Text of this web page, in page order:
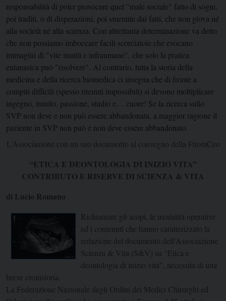
responsabilità di poter provocare quel "male sociale" fatto di sogni,
poi traditi, o di disperazioni, poi smentite dai fatti, che non giova né
alla società né alla scienza. Con altrettanta determinazione va detto
che non possiamo imboccare facili scorciatoie che evocano
immagini di "vite inutili e infraumane", che solo la pratica
eutanasica può "risolvere". Al contrario, tutta la storia della
medicina e della ricerca biomedica ci insegna che di fronte a
compiti difficili (spesso ritenuti impossibili) si devono moltiplicare
ingegno, intuito, passione, studio e… cuore! Se la ricerca sullo
SVP non deve e non può essere abbandonata, a maggior ragione il
paziente in SVP non può e non deve essere abbandonato.
L’Associazione con un suo documento al convegno della FnomCeo
“ETICA E DEONTOLOGIA DI INIZIO VITA”
CONTRIBUTO E RISERVE DI SCIENZA & VITA
di Lucio Romano
Richiamare gli scopi, le modalità operative
ed i contenuti che hanno caratterizzato la
redazione del documento dell’Associazione
Scienza & Vita (S&V) su “Etica e
deontologia di inizio vita”, necessita di una
breve cronistoria.
La Federazione Nazionale degli Ordini dei Medici Chirurghi ed